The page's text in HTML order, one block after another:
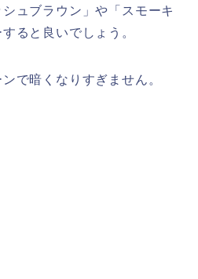
ュブラウン」や「スモーキ
ると良いでしょう。
で暗くなりすぎません。